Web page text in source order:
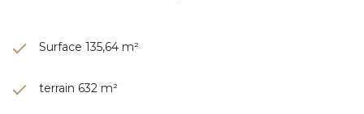
Surface 135,64 m²
terrain 632 m²